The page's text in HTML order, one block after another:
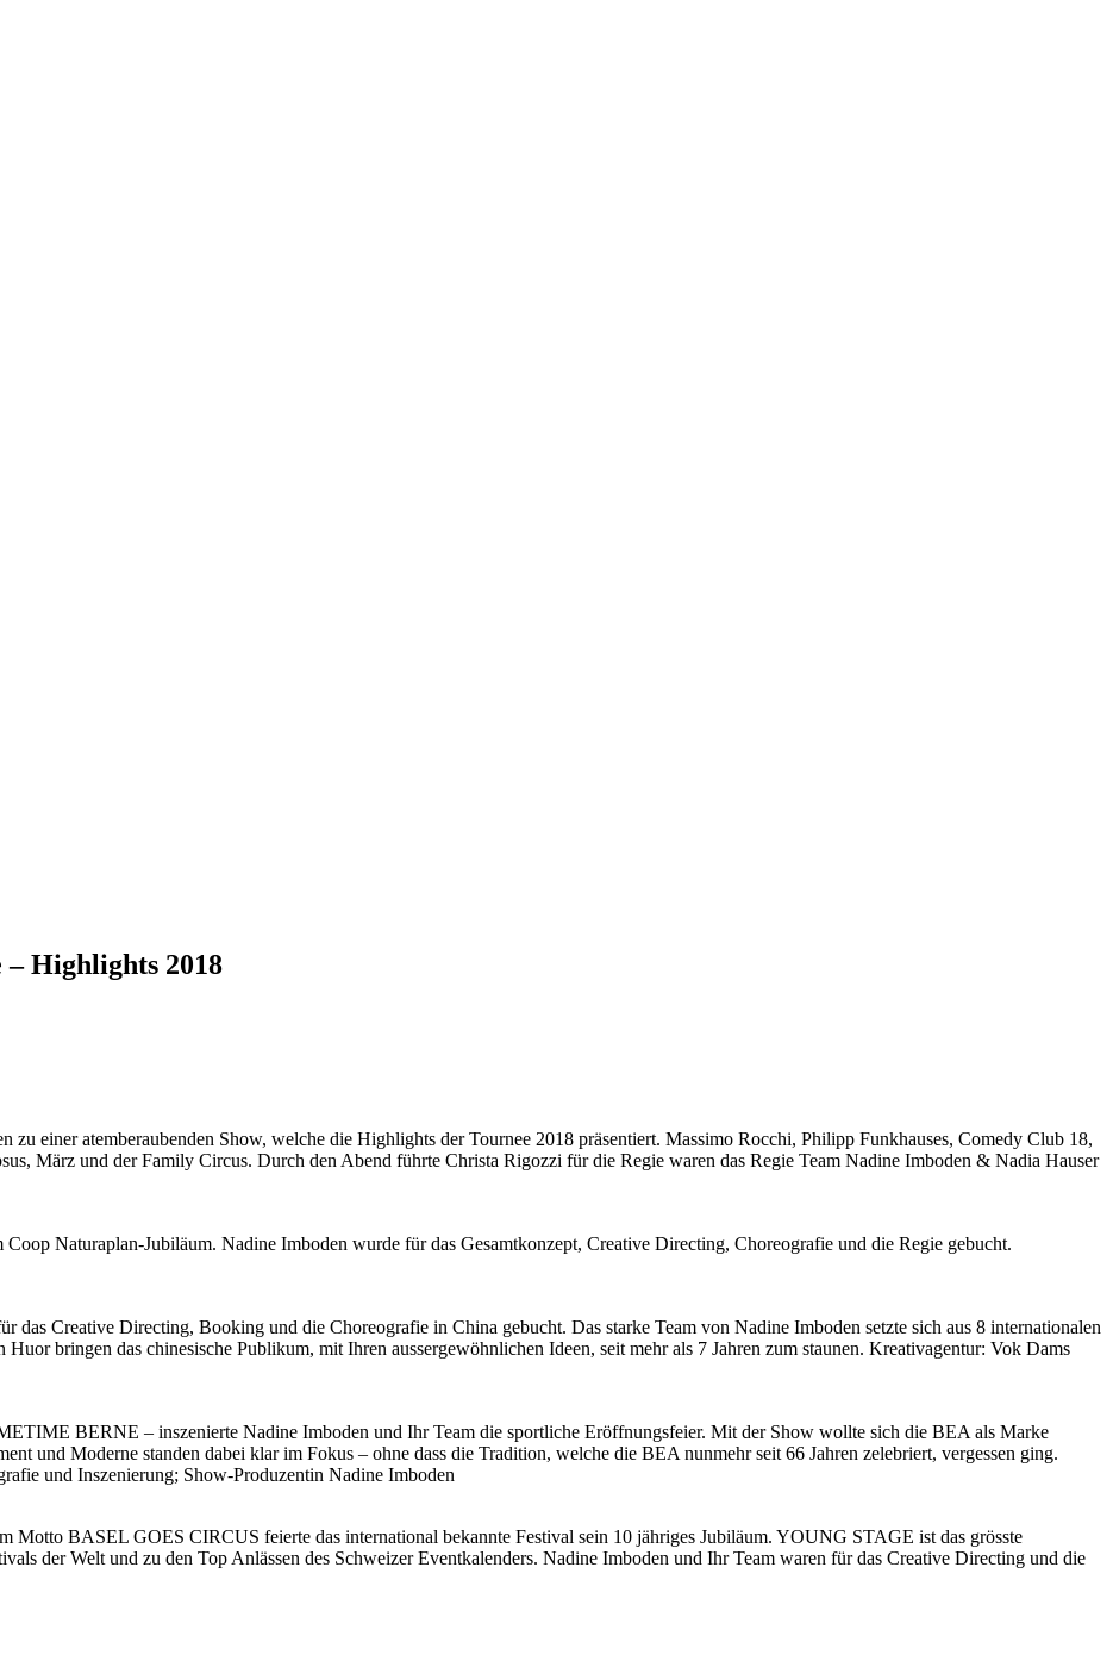
Highlights 2018
zu einer atemberaubenden Show, welche die Highlights der Tournee 2018 präsentiert. Massimo Rocchi, Philipp Funkhauses, Comedy Club 18,
März und der Family Circus. Durch den Abend führte Christa Rigozzi für die Regie waren das Regie Team Nadine Imboden & Nadia Hauser
Naturaplan-Jubiläum. Nadine Imboden wurde für das Gesamtkonzept, Creative Directing, Choreografie und die Regie gebucht.
Creative Directing, Booking und die Choreografie in China gebucht. Das starke Team von Nadine Imboden setzte sich aus 8 internationalen
bringen das chinesische Publikum, mit Ihren aussergewöhnlichen Ideen, seit mehr als 7 Jahren zum staunen. Kreativagentur: Vok Dams
BERNE – inszenierte Nadine Imboden und Ihr Team die sportliche Eröffnungsfeier. Mit der Show wollte sich die BEA als Marke
und Moderne standen dabei klar im Fokus – ohne dass die Tradition, welche die BEA nunmehr seit 66 Jahren zelebriert, vergessen ging.
und Inszenierung; Show-Produzentin Nadine Imboden
Motto BASEL GOES CIRCUS feierte das international bekannte Festival sein 10 jähriges Jubiläum. YOUNG STAGE ist das grösste
der Welt und zu den Top Anlässen des Schweizer Eventkalenders. Nadine Imboden und Ihr Team waren für das Creative Directing und die